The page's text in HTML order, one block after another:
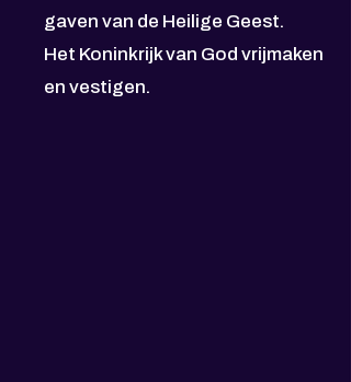
gaven van de Heilige Geest.
Het Koninkrijk van God vrijmaken
en vestigen.